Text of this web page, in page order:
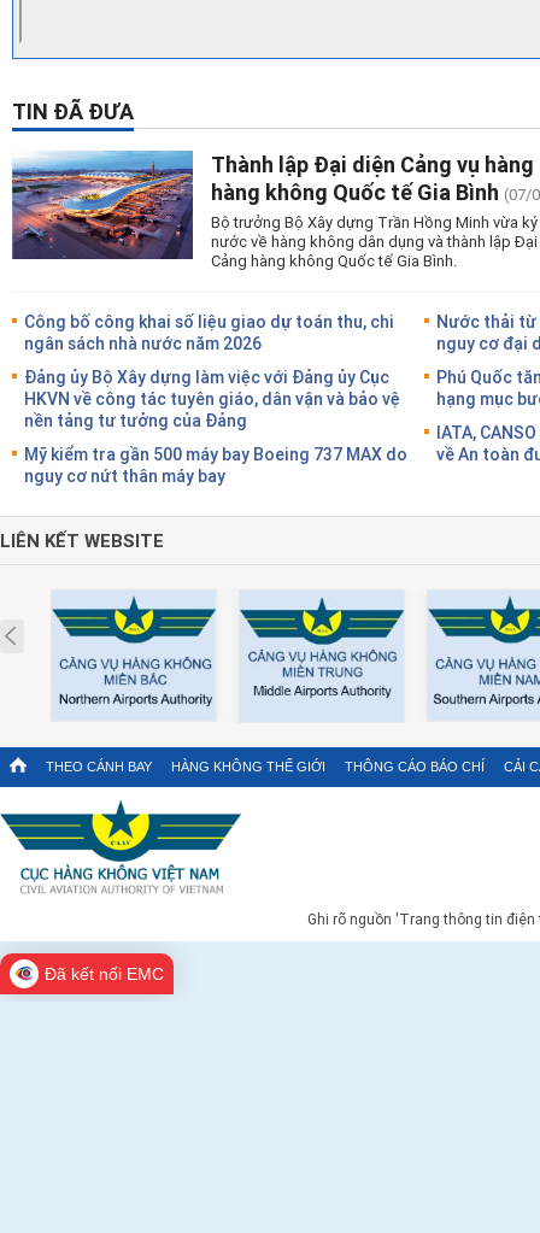
TIN ĐÃ ĐƯA
Thành lập Đại diện Cảng vụ
hàng không Quốc tế Gia Bình (07/
Bộ trưởng Bộ Xây dựng Trần Hồng Minh vừa
nước về hàng không dân dụng và thành lập
Cảng hàng không Quốc tế Gia Bình.
Công bố công khai số liệu giao dự toán thu, chi
ngân sách nhà nước năm 2026
Đảng ủy Bộ Xây dựng làm việc với Đảng ủy Cục
HKVN về công tác tuyên giáo, dân vận và bảo vệ
nền tảng tư tưởng của Đảng
Mỹ kiểm tra gần 500 máy bay Boeing 737 MAX do
nguy cơ nứt thân máy bay
Nước thải từ
nguy cơ đại
Phú Quốc
hạng mục
IATA,
về An toàn
LIÊN KẾT WEBSITE
Prev
THEO CÁNH BAY HÀNG KHÔNG THẾ GIỚI THÔNG CÁO BÁO CHÍ CẢI
Ghi rõ nguồn 'Trang thông tin
Đã kết nối EMC